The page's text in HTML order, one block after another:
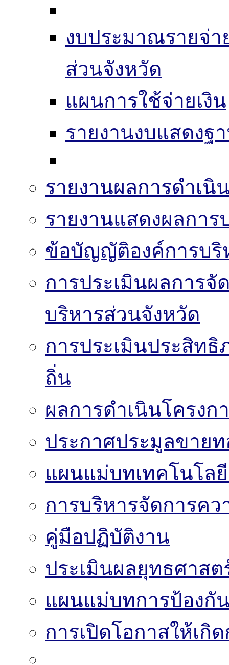
งบประมาณรายจ่า
ส่วนจังหวัด
แผนการใช้จ่ายเงิน
รายงานงบแสดงฐ
รายงานผลการดำเ
รายงานแสดงผลกา
ข้อบัญญัติองค์การบริ
การประเมินผลการ
บริหารส่วนจังหวัด
การประเมินประสิท
ถิ่น
ผลการดำเนินโครงก
ประกาศประมูลขาย
แผนแม่บทเทคโนโล
การบริหารจัดการคว
คู่มือปฏิบัติงาน
ประเมินผลยุทธศาสต
แผนแม่บทการป้องกั
การเปิดโอกาสให้เกิ